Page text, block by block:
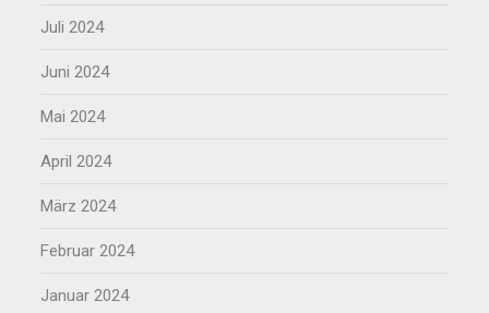
Juli 2024
Juni 2024
Mai 2024
April 2024
März 2024
Februar 2024
Januar 2024